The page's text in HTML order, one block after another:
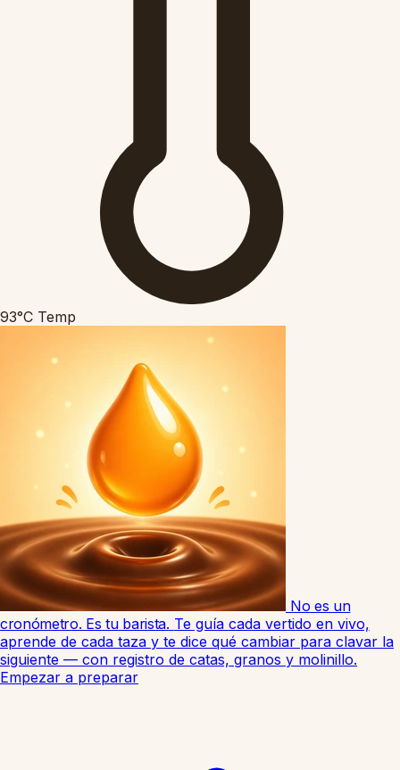
93°C Temp
No es un
cronómetro. Es tu barista. Te guía cada vertido en vivo,
aprende de cada taza y te dice qué cambiar para clavar la
siguiente — con registro de catas, granos y molinillo.
Empezar a preparar